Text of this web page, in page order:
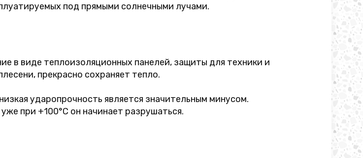
под прямыми солнечными лучами.
в виде теплоизоляционных панелей, защиты для техники и
прекрасно сохраняет тепло.
ударопрочность является значительным минусом.
при +100°C он начинает разрушаться.